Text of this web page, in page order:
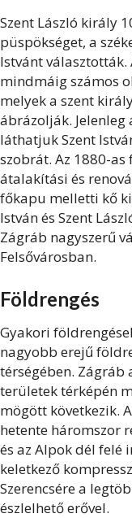
Szent László király
püspökséget, a
Istvánt
mindmáig számos
melyek a szent
ábrázolják. Jelenleg
láthatjuk Szent
szobrát. Az 1880-
átalakítási és
főkapu melletti kő
István és Szent
Zágráb nagyszerű
Felsővárosban.
Földrengés
Gyakori
nagyobb erejű
térségében. Zágráb
területek térképén
mögött következik.
hetente háromszor
és az Alpok dél felé
keletkező
Szerencsére a
észlelhető erővel.